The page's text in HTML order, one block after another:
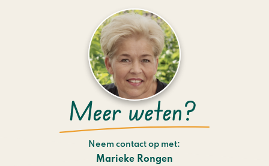
Neem contact op met:
Marieke Rongen